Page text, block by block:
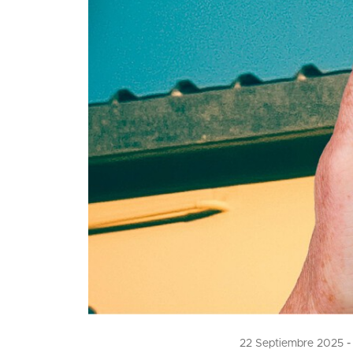
22 Septiembre 2025